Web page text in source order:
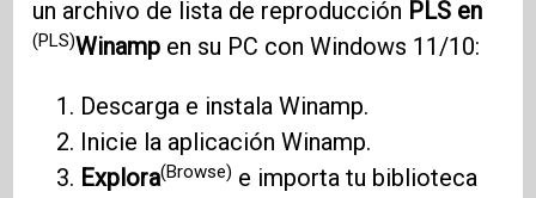
un archivo de lista de reproducción PLS en
(PLS)Winamp en su PC con Windows 11/10:
Descarga e instala Winamp.
Inicie la aplicación Winamp.
Explora(Browse) e importa tu biblioteca